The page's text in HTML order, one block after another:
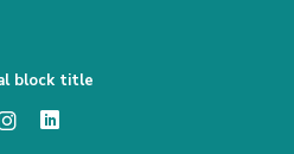
block title